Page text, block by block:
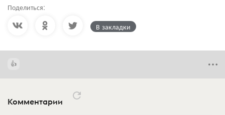
Поделиться:
В закладки
Комментарии